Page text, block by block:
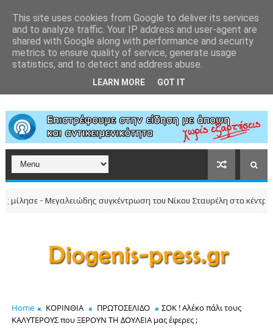
συγκέντρωση του Νίκου Σταυρέλη στο κέντρο της πόλης!
Home ΚΟΡΙΝΘΙΑ ΠΡΩΤΟΣΕΛΙΔΟ
ΣΟΚ ! Αλέκο πάλι τους
ΚΑΛΥΤΕΡΟΥΣ που ΞΕΡΟΥΝ ΤΗ ΔΟΥΛΕΙΑ μας έφερες ;
This site uses cookies from Google to deliver its services
and to analyze traffic. Your IP address and user-agent are
shared with Google along with performance and security
metrics to ensure quality of service, generate usage
statistics, and to detect and address abuse.
LEARN MORE GOT IT